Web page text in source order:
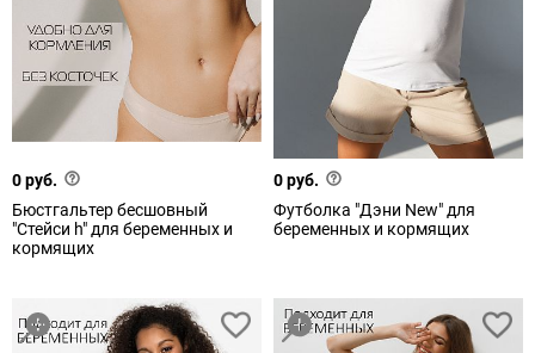
0 руб.
Бюстгальтер бесшовный
"Стейси h" для беременных и
кормящих
0 руб.
Футболка "Дэни New" для
беременных и кормящих